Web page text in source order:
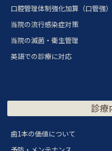
口腔管理体制強化加算（口管強）
当院の流行感染症対策
当院の滅菌・衛生管理
英語での診療に対応
診療
歯1本の価値について